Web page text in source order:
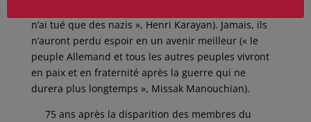
n’ai tué que des nazis », Henri Karayan). Jamais, ils
n’auront perdu espoir en un avenir meilleur (« le
peuple Allemand et tous les autres peuples vivront
en paix et en fraternité après la guerre qui ne
durera plus longtemps », Missak Manouchian).
75 ans après la disparition des membres du